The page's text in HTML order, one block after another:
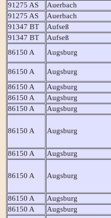
91275 AS Auerbach
91275 AS
Auerbach
91347 BT
Aufseß
91347 BT
Aufseß
86150 A
Augsburg
86150 A
Augsburg
86150 A
Augsburg
86150 A
Augsburg
86150 A
Augsburg
86150 A Augsburg
86150 A Augsburg
86150 A Augsburg
86150 A Augsburg
86150 A
Augsburg